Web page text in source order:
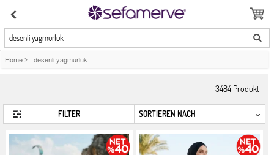
desenli yagmurluk
Home > desenli yagmurluk
3484 Produkt
FILTER